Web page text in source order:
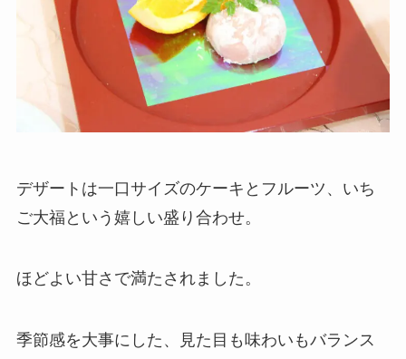
デザートは一口サイズのケーキとフルーツ、いち
ご大福という嬉しい盛り合わせ。
ほどよい甘さで満たされました。
季節感を大事にした、見た目も味わいもバランス